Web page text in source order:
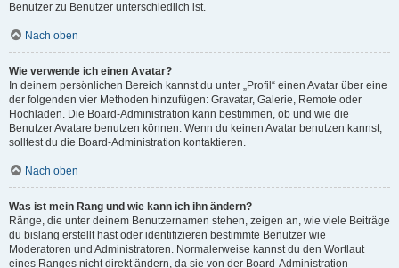
Benutzer zu Benutzer unterschiedlich ist.
Nach oben
Wie verwende ich einen Avatar?
In deinem persönlichen Bereich kannst du unter „Profil“ einen Avatar über eine
der folgenden vier Methoden hinzufügen: Gravatar, Galerie, Remote oder
Hochladen. Die Board-Administration kann bestimmen, ob und wie die
Benutzer Avatare benutzen können. Wenn du keinen Avatar benutzen kannst,
solltest du die Board-Administration kontaktieren.
Nach oben
Was ist mein Rang und wie kann ich ihn ändern?
Ränge, die unter deinem Benutzernamen stehen, zeigen an, wie viele Beiträge
du bislang erstellt hast oder identifizieren bestimmte Benutzer wie
Moderatoren und Administratoren. Normalerweise kannst du den Wortlaut
eines Ranges nicht direkt ändern, da sie von der Board-Administration